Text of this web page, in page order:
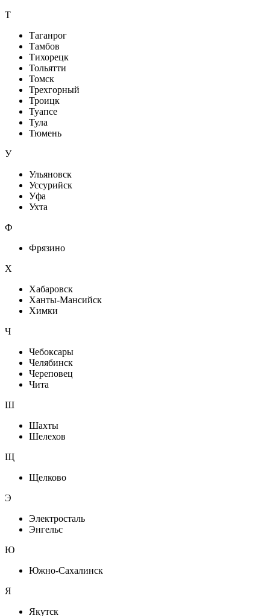
Т
Таганрог
Тамбов
Тихорецк
Тольятти
Томск
Трехгорный
Троицк
Туапсе
Тула
Тюмень
У
Ульяновск
Уссурийск
Уфа
Ухта
Ф
Фрязино
Х
Хабаровск
Ханты-Мансийск
Химки
Ч
Чебоксары
Челябинск
Череповец
Чита
Ш
Шахты
Шелехов
Щ
Щелково
Э
Электросталь
Энгельс
Ю
Южно-Сахалинск
Я
Якутск